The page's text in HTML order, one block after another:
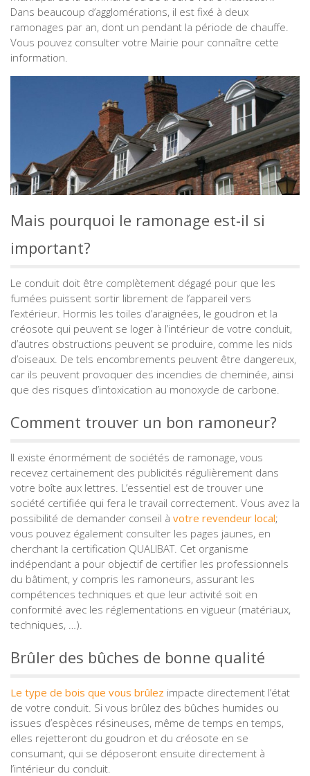
Dans beaucoup d’agglomérations, il est fixé à deux
ramonages par an, dont un pendant la période de chauffe.
Vous pouvez consulter votre Mairie pour connaître cette
information.
Mais pourquoi le ramonage est-il si
important?
Le conduit doit être complètement dégagé pour que les
fumées puissent sortir librement de l’appareil vers
l’extérieur. Hormis les toiles d’araignées, le goudron et la
créosote qui peuvent se loger à l’intérieur de votre conduit,
d’autres obstructions peuvent se produire, comme les nids
d’oiseaux. De tels encombrements peuvent être dangereux,
car ils peuvent provoquer des incendies de cheminée, ainsi
que des risques d’intoxication au monoxyde de carbone.
Comment trouver un bon ramoneur?
Il existe énormément de sociétés de ramonage, vous
recevez certainement des publicités régulièrement dans
votre boîte aux lettres. L’essentiel est de trouver une
société certifiée qui fera le travail correctement. Vous avez la
possibilité de demander conseil à votre revendeur local;
vous pouvez également consulter les pages jaunes, en
cherchant la certification QUALIBAT. Cet organisme
indépendant a pour objectif de certifier les professionnels
du bâtiment, y compris les ramoneurs, assurant les
compétences techniques et que leur activité soit en
conformité avec les réglementations en vigueur (matériaux,
techniques, …).
Brûler des bûches de bonne qualité
Le type de bois que vous brûlez impacte directement l’état
de votre conduit. Si vous brûlez des bûches humides ou
issues d’espèces résineuses, même de temps en temps,
elles rejetteront du goudron et du créosote en se
consumant, qui se déposeront ensuite directement à
l’intérieur du conduit.